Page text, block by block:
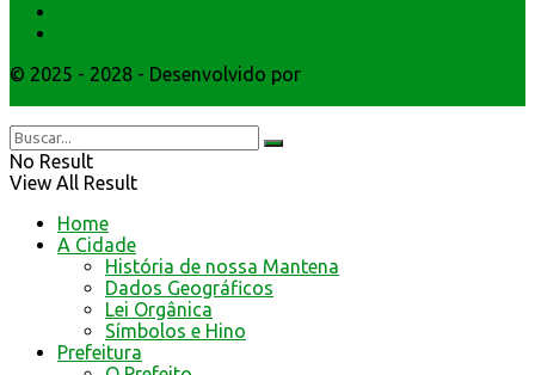
© 2025 - 2028 - Desenvolvido por
No Result
View All Result
Home
A Cidade
História de nossa Mantena
Dados Geográficos
Lei Orgânica
Símbolos e Hino
Prefeitura